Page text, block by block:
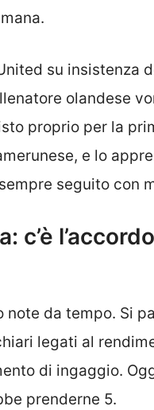
su insistenza
olandese
proprio per la
e lo
seguito con
c’è
note da tempo. Si
legati al
di ingaggio.
prenderne 5.